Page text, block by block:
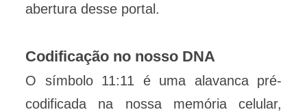
abertura desse portal.
Codificação no nosso DNA
O símbolo 11:11 é uma alavanca pré-
codificada na nossa memória celular,